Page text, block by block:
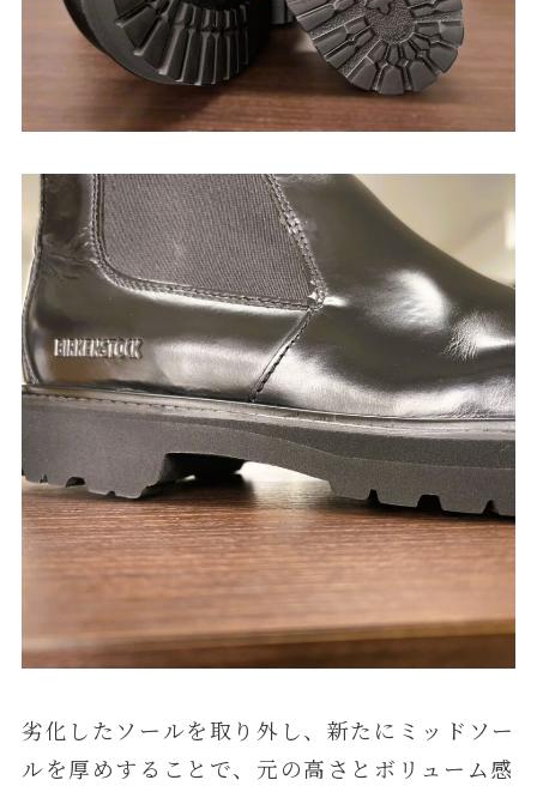
劣化したソールを取り外し、新たにミッドソー
ルを厚めすることで、元の高さとボリューム感